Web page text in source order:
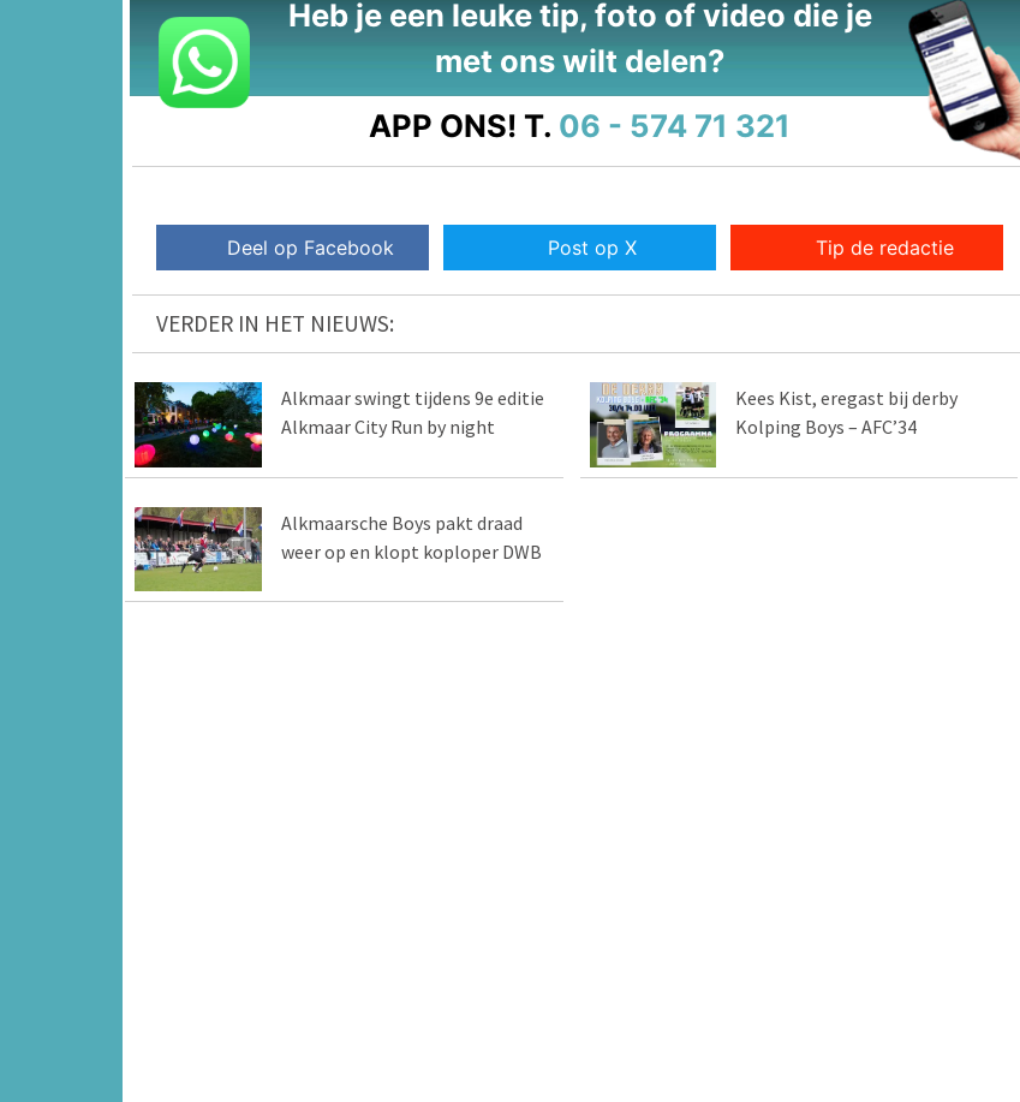
Heb je een leuke tip, foto of video die je
met ons wilt delen?
APP ONS! T. 06 - 574 71 321
Deel op Facebook Post op X Tip de redactie
VERDER IN HET NIEUWS:
Alkmaar swingt tijdens 9e editie
Alkmaar City Run by night
Kees Kist, eregast bij derby
Kolping Boys – AFC’34
Alkmaarsche Boys pakt draad
weer op en klopt koploper DWB